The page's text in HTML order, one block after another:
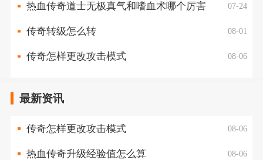
热血传奇道士无极真气和嗜血术哪个厉害 07-24
传奇转级怎么转 08-01
传奇怎样更改攻击模式 08-06
最新资讯
传奇怎样更改攻击模式 08-06
热血传奇升级经验值怎么算 08-06